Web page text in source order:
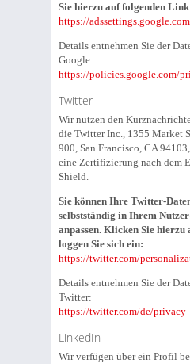
Sie hierzu auf folgenden
https://
Details entnehmen Sie der
Google:
https://policies.google.com/
Twitter
Wir nutzen den
die Twitter Inc., 1355 Market
900, San Francisco, CA
eine Zertifizierung nach dem
Shield.
Sie können Ihre Twitter-
selbstständig in Ihrem
anpassen. Klicken Sie
loggen Sie sich ein:
https://twitter.com/
Details entnehmen Sie der
Twitter:
https://twitter.com/de/privacy
LinkedIn
Wir verfügen über ein Profil